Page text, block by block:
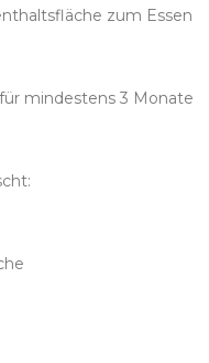
zum Essen
mindestens 3 Monate